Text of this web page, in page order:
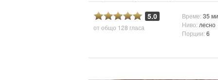
5.0
от общо 128 гласа
Време:35
Ниво: лесно
Порции:6